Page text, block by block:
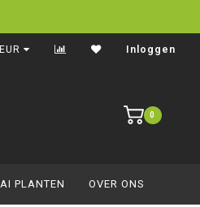
Snelle
EUR Inloggen
0
PLANTEN OVER ONS